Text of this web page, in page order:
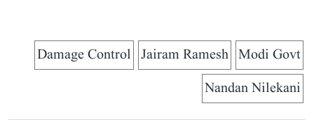
Modi Govt
Jairam Ramesh
Damage Control
Nandan Nilekani